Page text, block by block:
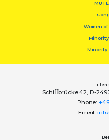
Women
Minority
Schiﬀbrücke 42, D-
Phone:
Email: